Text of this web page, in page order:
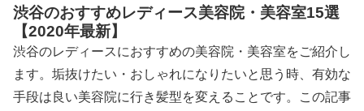
渋谷のおすすめレディース美容院・美容室15選
【2020年最新】
渋谷のレディースにおすすめの美容院・美容室をご紹介し
ます。垢抜けたい・おしゃれになりたいと思う時、有効な
手段は良い美容院に行き髪型を変えることです。この記事